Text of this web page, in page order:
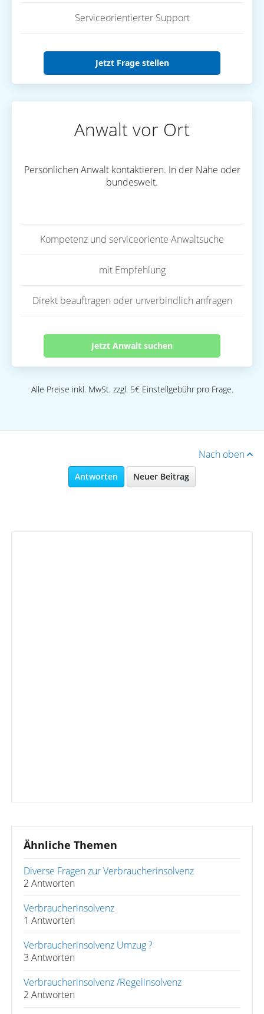
Serviceorientierter Support
Jetzt Frage stellen
Anwalt vor Ort
Persönlichen Anwalt kontaktieren. In der Nähe oder
bundesweit.
Kompetenz und serviceoriente Anwaltsuche
mit Empfehlung
Direkt beauftragen oder unverbindlich anfragen
Jetzt Anwalt suchen
Alle Preise inkl. MwSt. zzgl. 5€ Einstellgebühr pro Frage.
Nach oben
Antworten Neuer Beitrag
Ähnliche Themen
Diverse Fragen zur Verbraucherinsolvenz
2 Antworten
Verbraucherinsolvenz
1 Antworten
Verbraucherinsolvenz Umzug ?
3 Antworten
Verbraucherinsolvenz /Regelinsolvenz
2 Antworten